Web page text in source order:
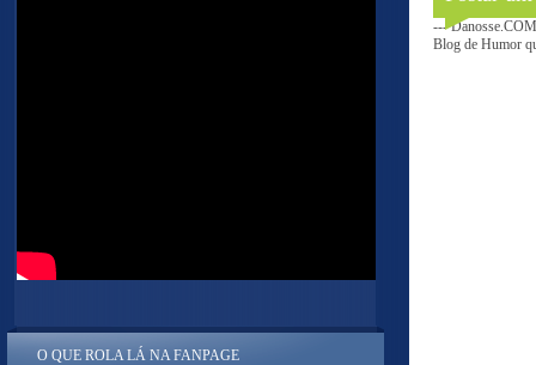
---
Blog de Humor
O QUE ROLA LÁ NA FANPAGE